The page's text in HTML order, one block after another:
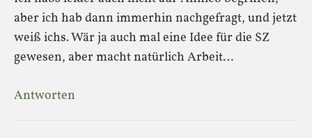
aber ich hab dann immerhin nachgefragt, und jetzt
weiß ichs. Wär ja auch mal eine Idee für die SZ
gewesen, aber macht natürlich Arbeit…
Antworten